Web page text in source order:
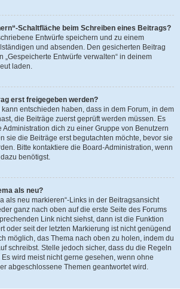
Schaltfläche beim Schreiben eines Beitrags?
Entwürfe speichern und zu einem
und absenden. Den gesicherten Beitrag
„Gespeicherte Entwürfe verwalten“ in deinem
laden.
erst freigegeben werden?
entschieden haben, dass in dem Forum, in dem
die Beiträge zuerst geprüft werden müssen. Es
Administration dich zu einer Gruppe von Benutzern
sie die Beiträge erst begutachten möchte, bevor sie
Bitte kontaktiere die Board-Administration, wenn
benötigst.
als neu?
als neu markieren“-Links in der Beitragsansicht
ganz nach oben auf die erste Seite des Forums
Link nicht siehst, dann ist die Funktion
oder seit der letzten Markierung ist nicht genügend
möglich, das Thema nach oben zu holen, indem du
schreibst. Stelle jedoch sicher, dass du die Regeln
wird meist nicht gerne gesehen, wenn ohne
abgeschlossene Themen geantwortet wird.